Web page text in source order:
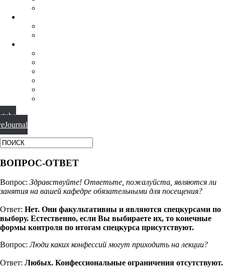
ВОПРОС-ОТВЕТ
Вопрос: Здравствуйте! Ответьте, пожалуйста, являются ли
занятия на вашей кафедре обязательными для посещения?
Ответ: Нет. Они факультативны и являются спецкурсами по
выбору. Естественно, если Вы выбираете их, то конечные
формы контроля по итогам спецкурса присутствуют.
Вопрос:Люди каких конфессий могут приходить на лекции?
Ответ: Любых. Конфессиональные ограничения отсутствуют.